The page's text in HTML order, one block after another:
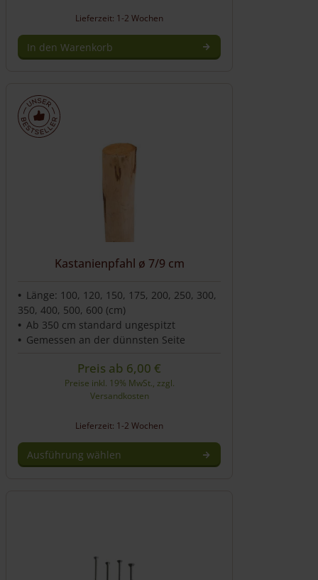
Lieferzeit: 1-2 Wochen
In den Warenkorb
Kastanienpfahl ø 7/9 cm
Länge: 100, 120, 150, 175, 200, 250, 300,
350, 400, 500, 600 (cm)
Ab 350 cm standard ungespitzt
Gemessen an der dünnsten Seite
Preis ab 6,00 €
Preise inkl. 19% MwSt., zzgl.
Versandkosten
Lieferzeit: 1-2 Wochen
Ausführung wählen